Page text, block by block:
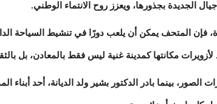
الجديدة بجذورها، ويعزز روح الانتماء الوطني.
فإن المتحف يمكن أن يلعب دورًا في تنشيط السياحة
لأزويرات مكانتها كمدينة غنية ليس فقط بالمعادن، بل
الصور، بينما بادر الدكتور بشير ولد الديانة، أحد أبناء